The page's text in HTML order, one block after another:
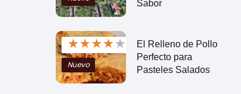
Sabor
★★★★★
Nuevo
El Relleno de Pollo
Perfecto para
Pasteles Salados